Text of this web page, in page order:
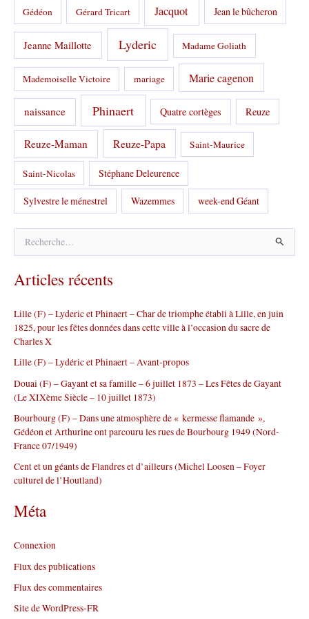
Gédéon Gérard Tricart Jacquot Jean le bûcheron
Jeanne Maillotte Lyderic Madame Goliath
Mademoiselle Victoire mariage Marie cagenon
naissance Phinaert Quatre cortèges Reuze
Reuze-Maman Reuze-Papa Saint-Maurice
Saint-Nicolas Stéphane Deleurence
Sylvestre le ménestrel Wazemmes week-end Géant
h
e
c
h
e
r
:
Articles récents
Lille (F) – Lyderic et Phinaert – Char de triomphe établi à Lille, en juin
1825, pour les fêtes données dans cette ville à l’occasion du sacre de
Charles X
Lille (F) – Lydéric et Phinaert – Avant-propos
Douai (F) – Gayant et sa famille – 6 juillet 1873 – Les Fêtes de Gayant
(Le XIXème Siècle – 10 juillet 1873)
Bourbourg (F) – Dans une atmosphère de « kermesse flamande »,
Gédéon et Arthurine ont parcouru les rues de Bourbourg 1949 (Nord-
France 07/1949)
Cent et un géants de Flandres et d’ailleurs (Michel Loosen – Foyer
culturel de l’Houtland)
Méta
Connexion
Flux des publications
Flux des commentaires
Site de WordPress-FR